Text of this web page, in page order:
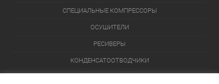
СПЕЦИАЛЬНЫЕ КОМПРЕССОРЫ
ОСУШИТЕЛИ
РЕСИВЕРЫ
КОНДЕНСАТООТВОДЧИКИ